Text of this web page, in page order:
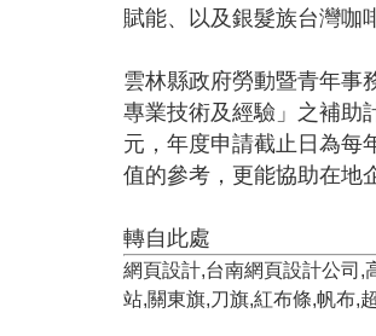
賦能、以及銀髮族台灣咖
雲林縣政府勞動暨青年事
專業技術及經驗」之補助
元，年度申請截止日為每
值的參考，更能協助在地
轉自此處
網頁設計,台南網頁設計公司,
站,關東旗,刀旗,紅布條,帆布,